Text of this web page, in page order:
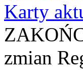
Karty
zmian